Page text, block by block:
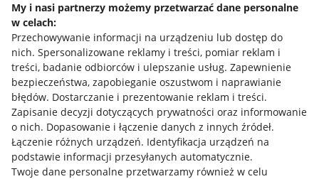
My i nasi partnerzy możemy przetwarzać dane personalne
w celach:
Przechowywanie informacji na urządzeniu lub dostęp do
nich. Spersonalizowane reklamy i treści, pomiar reklam i
treści, badanie odbiorców i ulepszanie usług. Zapewnienie
bezpieczeństwa, zapobieganie oszustwom i naprawianie
błędów. Dostarczanie i prezentowanie reklam i treści.
Zapisanie decyzji dotyczących prywatności oraz informowanie
o nich. Dopasowanie i łączenie danych z innych źródeł.
Łączenie różnych urządzeń. Identyfikacja urządzeń na
podstawie informacji przesyłanych automatycznie.
Twoje dane personalne przetwarzamy również w celu
Allegro Gadane dla sprzedających
Allegro Gadane dla kupujących
Mapa miejscowości
Informacje prawne
Regulamin
Polityka plików "cookies"